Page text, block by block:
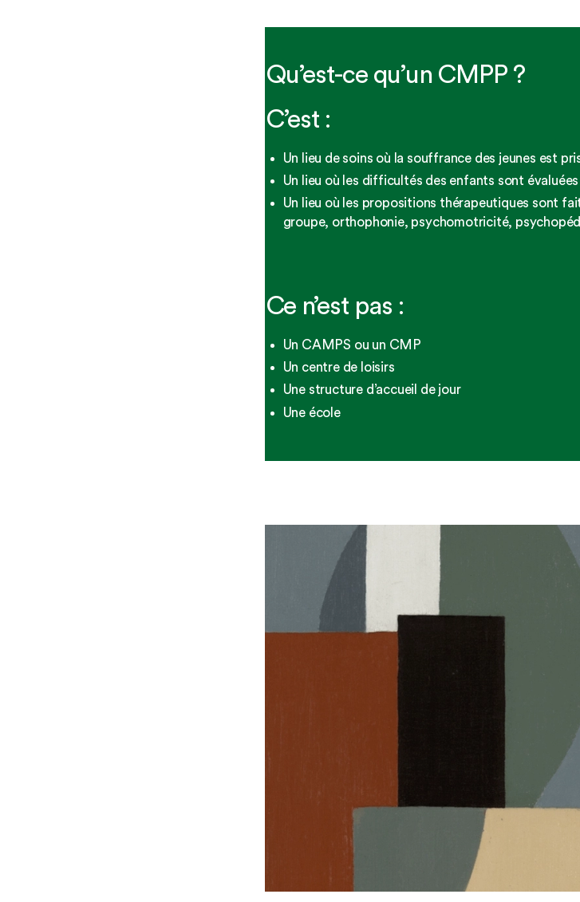
Qu’est-ce qu’un CMPP ?
C’est :
Un lieu de soins où la souffrance des jeunes est
Un lieu où les difficultés des enfants sont
Un lieu où les propositions thérapeutiques sont
groupe, orthophonie, psychomotricité,
Ce n’est pas :
Un CAMPS ou un CMP
Un centre de loisirs
Une structure d’accueil de jour
Une école